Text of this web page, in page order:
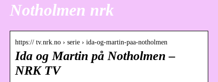
Notholmen nrk
https:// tv.nrk.no › serie › ida-og-martin-paa-notholmen
Ida og Martin på Notholmen –
NRK TV